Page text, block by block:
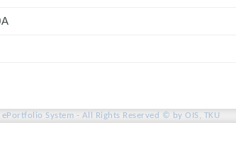
System - All Rights Reserved © by OIS, TKU